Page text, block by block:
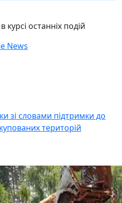
останніх подій
News
зі словами підтримки до
територій